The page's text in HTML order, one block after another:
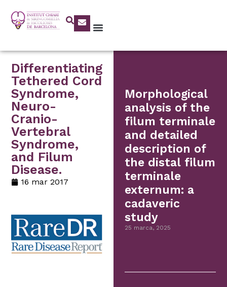
Differentiating
Tethered Cord
Syndrome,
Neuro-
Cranio-
Vertebral
Syndrome,
and Filum
Disease.
16 mar 2017
Morphological
analysis of the
filum terminale
and detailed
description of
the distal filum
terminale
externum: a
cadaveric
study
25 marca, 2025